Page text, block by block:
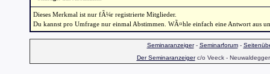
Dieses Merkmal ist nur fÃ¼r registrierte Mitglieder.
Du kannst pro Umfrage nur einmal Abstimmen. WÃ¤hle einfach eine Antwort
Seminaranzeiger- Seminarforum-
Der Seminaranzeigerc/o Veeck -